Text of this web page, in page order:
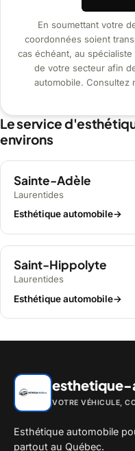
En soumettant votre
coordonnées soient
cas échéant, au
de votre secteur afin
automobile. Consultez
Le service
environs
Sainte-Adèle
Laurentides
Esthétique automobile→
Saint-Hippolyte
Laurentides
Esthétique automobile→
VOTRE VÉHICULE,
Esthétique automobile
partout au Québec.